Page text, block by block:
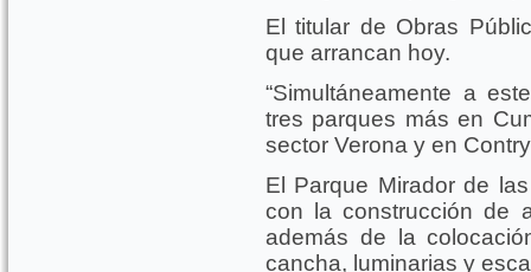
El titular de Obras
que arrancan hoy.
“Simultáneamente a
tres parques más en
sector Verona y en
El Parque Mirador de
con la construcción de
además de la
cancha, luminarias y